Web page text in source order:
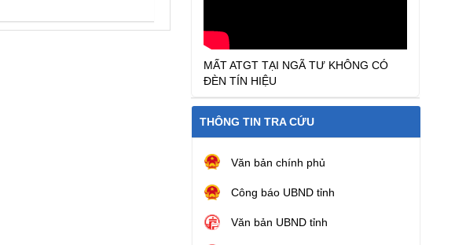
MẤT ATGT TẠI NGÃ TƯ KHÔNG CÓ
ĐÈN TÍN HIỆU
THÔNG TIN TRA CỨU
Văn bản chính phủ
Công báo UBND tỉnh
Văn bản UBND tỉnh